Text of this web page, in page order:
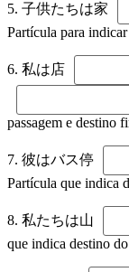
5. 子供たちは家
Partícula para
6. 私は店
passagem e destino
7. 彼はバス停
Partícula que indica
8. 私たちは山
que indica destino